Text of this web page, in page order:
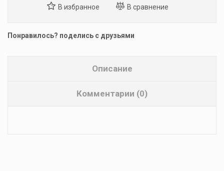
Понравилось? поделись с друзьями
Описание
Комментарии (0)